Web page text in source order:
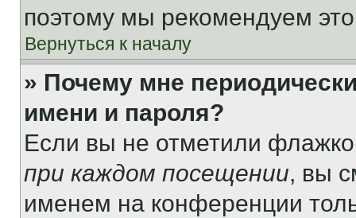
поэтому мы рекомендуем
Вернуться к началу
» Почему мне
имени и пароля?
Если вы не отметили
при каждом посещении, вы
именем на конференции